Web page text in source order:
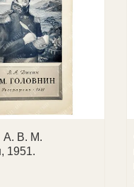
А. В. М.
1951.